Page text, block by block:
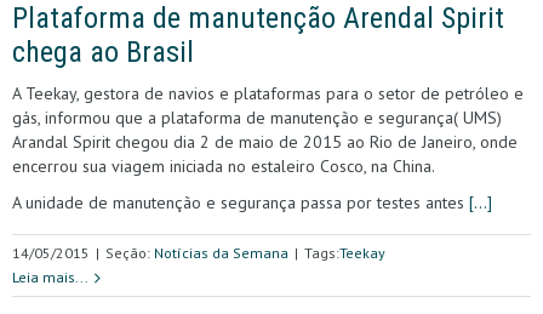
Plataforma de manutenção Arendal Spirit
chega ao Brasil
A Teekay, gestora de navios e plataformas para o setor de petróleo e
gás, informou que a plataforma de manutenção e segurança( UMS)
Arandal Spirit chegou dia 2 de maio de 2015 ao Rio de Janeiro, onde
encerrou sua viagem iniciada no estaleiro Cosco, na China.
A unidade de manutenção e segurança passa por testes antes […]
14/05/2015 | Seção: Notícias da Semana | Tags:Teekay
Leia mais...